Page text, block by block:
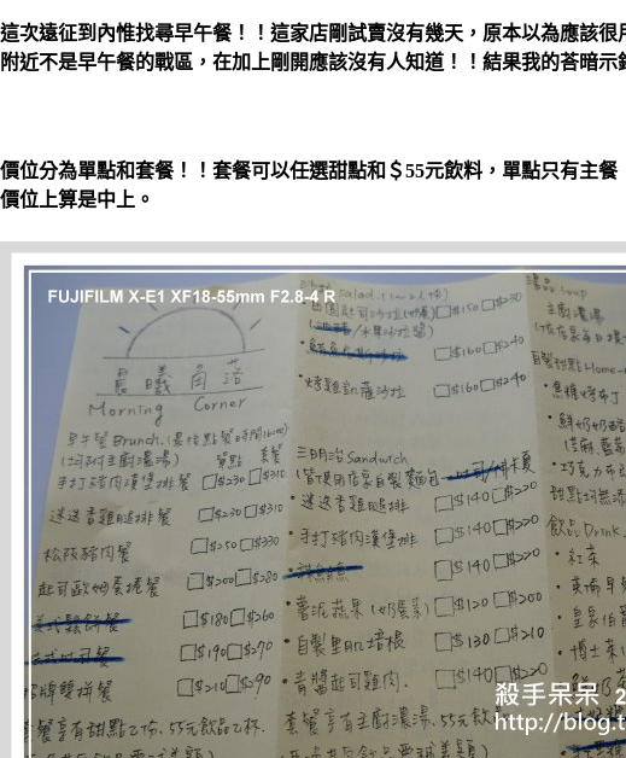
這次遠征到內惟找尋早午餐！！這家店剛試賣沒有幾天，原本以為應該很
附近不是早午餐的戰區，在加上剛開應該沒有人知道！！結果我的荅暗示
價位分為單點和套餐！！套餐可以任選甜點和＄55元飲料，單點只有主餐
價位上算是中上。